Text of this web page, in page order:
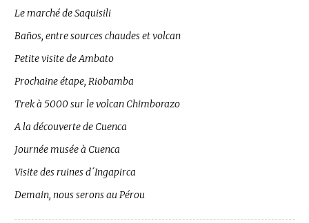
Le marché de Saquisili
Baños, entre sources chaudes et volcan
Petite visite de Ambato
Prochaine étape, Riobamba
Trek à 5000 sur le volcan Chimborazo
A la découverte de Cuenca
Journée musée à Cuenca
Visite des ruines d´Ingapirca
Demain, nous serons au Pérou